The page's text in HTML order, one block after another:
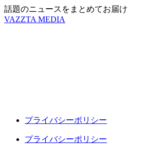
話題のニュースをまとめてお届け
VAZZTA MEDIA
プライバシーポリシー
プライバシーポリシー